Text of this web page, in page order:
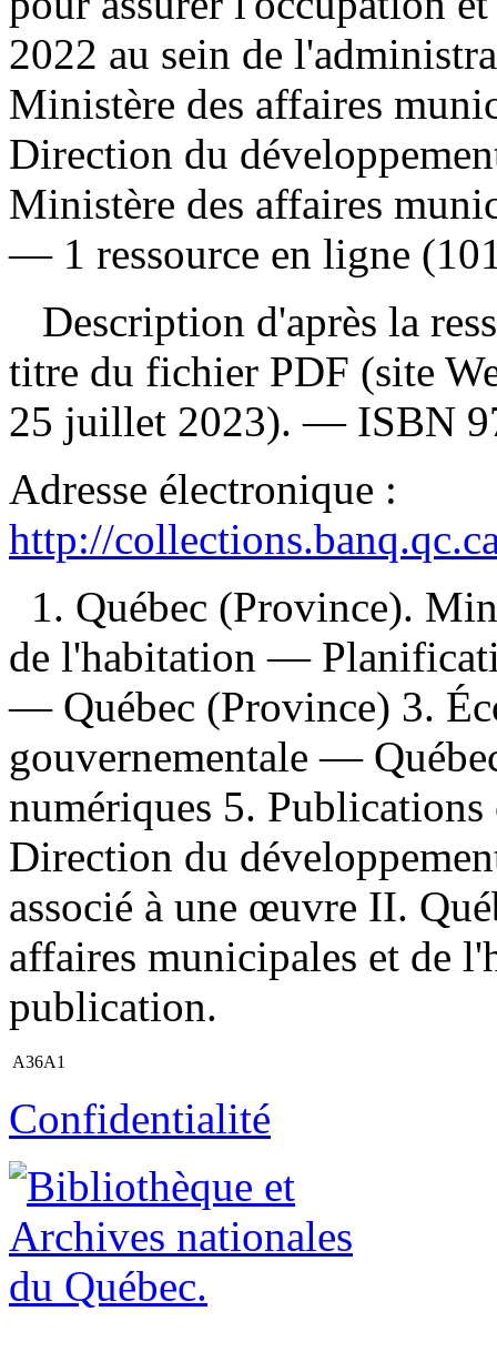
2022 au sein de
Ministère des affaires
Direction du
Ministère des affaires
— 1 ressource en ligne
Description d'après la
titre du fichier PDF (site
25 juillet 2023). — ISBN
Adresse électronique :
http://
1. Québec (Province).
de l'habitation —
— Québec (Province) 3.
gouvernementale —
numériques 5.
Direction du
associé à une œuvre II.
affaires municipales et de
publication.
A36A1
Confidentialité